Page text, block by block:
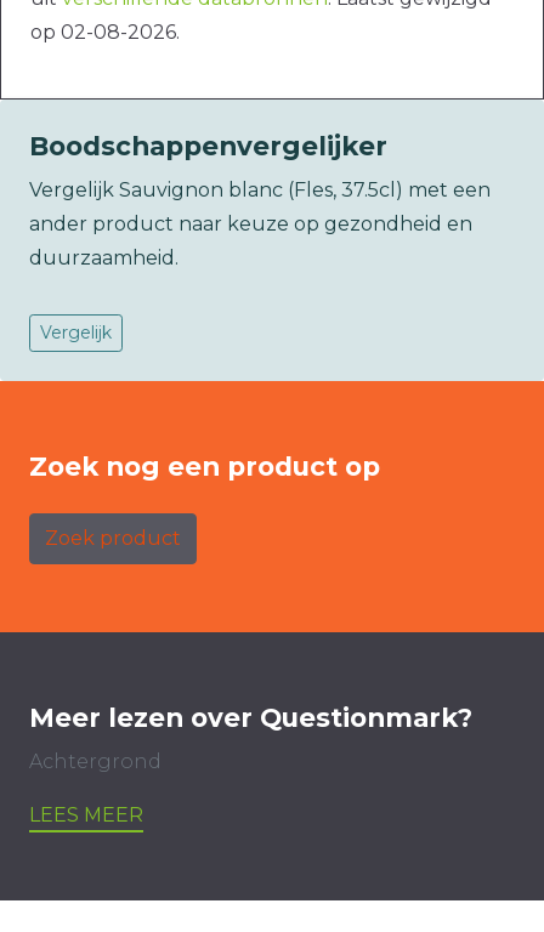
op 02-08-2026.
Boodschappenvergelijker
Vergelijk Sauvignon blanc (Fles, 37.5cl) met een
ander product naar keuze op gezondheid en
duurzaamheid.
Vergelijk
Zoek nog een product op
Zoek product
Meer lezen over Questionmark?
Achtergrond
LEES MEER